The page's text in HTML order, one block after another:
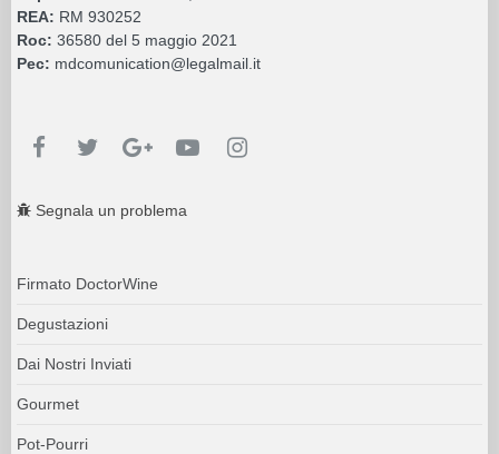
REA: RM 930252
Roc: 36580 del 5 maggio 2021
Pec: mdcomunication@legalmail.it
Segnala un problema
Firmato DoctorWine
Degustazioni
Dai Nostri Inviati
Gourmet
Pot-Pourri